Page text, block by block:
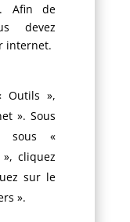
Afin de
devez
internet.
Outils »,
». Sous
sous «
cliquez
sur le
».